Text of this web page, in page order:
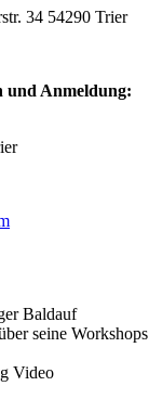
34 54290 Trier
und Anmeldung:
Baldauf
seine Workshops
Video